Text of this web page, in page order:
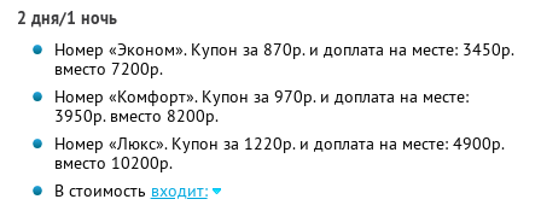
2 дня/1 ночь
Номер «Эконом». Купон за 870р. и доплата на месте: 3450р.
вместо 7200р.
Номер «Комфорт». Купон за 970р. и доплата на месте:
3950р. вместо 8200р.
Номер «Люкс». Купон за 1220р. и доплата на месте: 4900р.
вместо 10200р.
В стоимость входит: